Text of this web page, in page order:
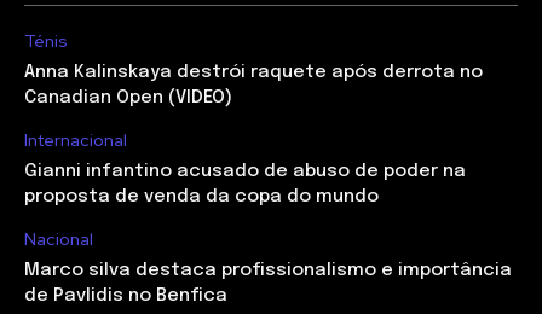
Ténis
Anna Kalinskaya destrói raquete após derrota no
Canadian Open (VIDEO)
Internacional
Gianni infantino acusado de abuso de poder na
proposta de venda da copa do mundo
Nacional
Marco silva destaca profissionalismo e importância
de Pavlidis no Benfica